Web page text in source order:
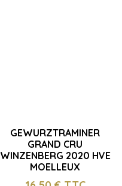
GEWURZTRAMINER
GRAND CRU
WINZENBERG 2020 HVE
MOELLEUX